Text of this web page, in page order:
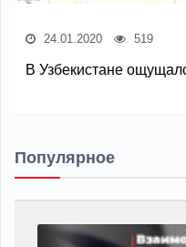
24.01.2020 519
В Узбекистане
Популярное